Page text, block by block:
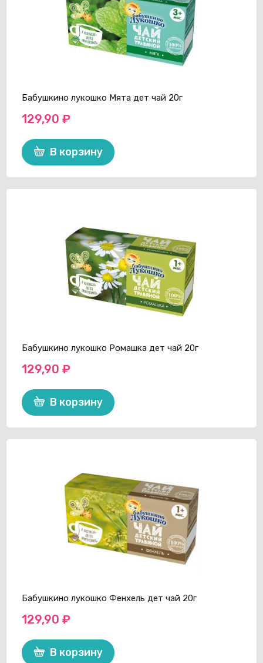
Бабушкино лукошко Мята дет чай 20г
129,90₽
В корзину
Бабушкино лукошко Ромашка дет чай 20г
129,90₽
В корзину
Бабушкино лукошко Фенхель дет чай 20г
129,90₽
В корзину